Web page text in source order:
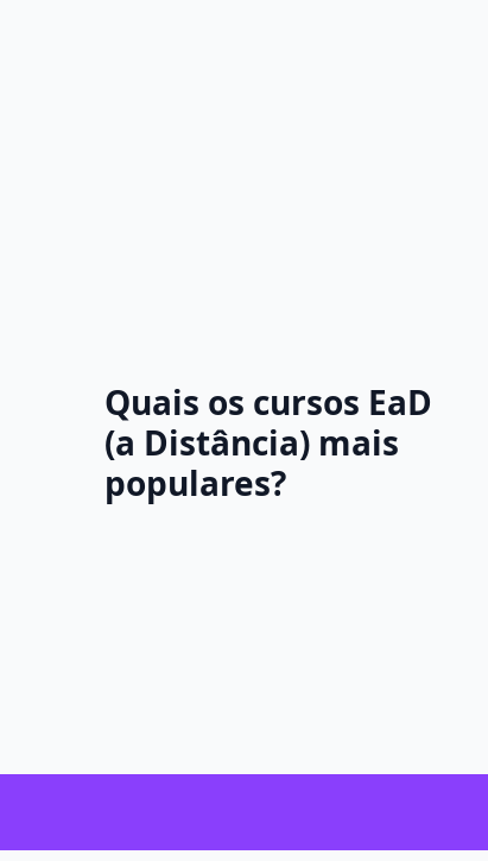
Quais os cursos EaD
(a Distância) mais
populares?